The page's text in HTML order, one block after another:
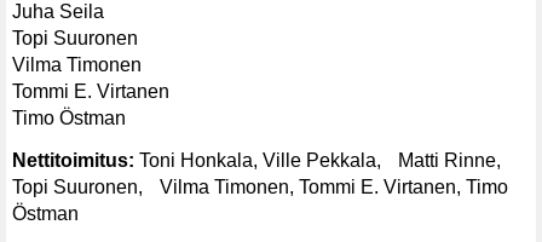
Juha Seila
Topi Suuronen
Vilma Timonen
Tommi E. Virtanen
Timo Östman
Nettitoimitus: Toni Honkala, Ville Pekkala, Matti Rinne,
Topi Suuronen, Vilma Timonen, Tommi E. Virtanen, Timo
Östman